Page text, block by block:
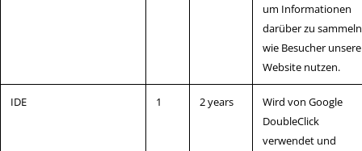
um Informationen
darüber zu
wie Besucher unsere
Website nutzen.
IDE 1 2 years
Wird von Google
DoubleClick
verwendet und